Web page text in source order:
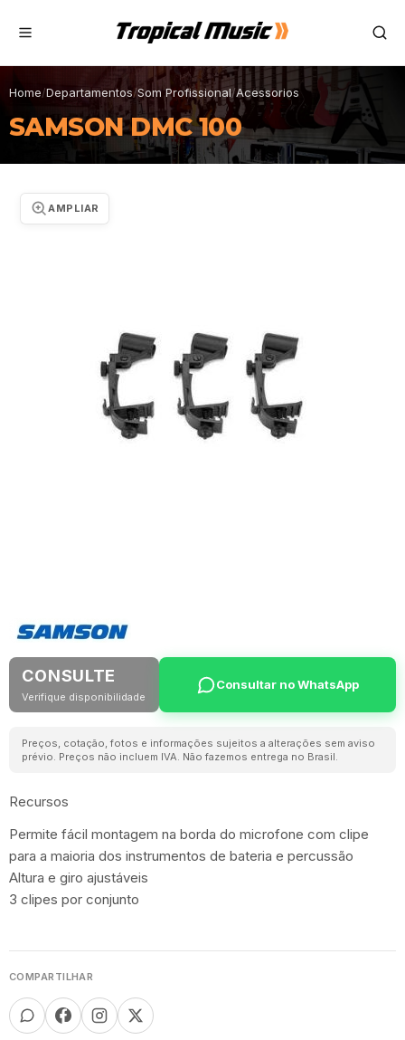
Home/Departamentos/Som Profissional/Acessorios
SAMSON DMC 100
AMPLIAR
CONSULTE
Verifique disponibilidade
Consultar no WhatsApp
Preços, cotação, fotos e informações sujeitos a alterações sem aviso
prévio. Preços não incluem IVA. Não fazemos entrega no Brasil.
Recursos
Permite fácil montagem na borda do microfone com clipe
para a maioria dos instrumentos de bateria e percussão
Altura e giro ajustáveis
3 clipes por conjunto
COMPARTILHAR